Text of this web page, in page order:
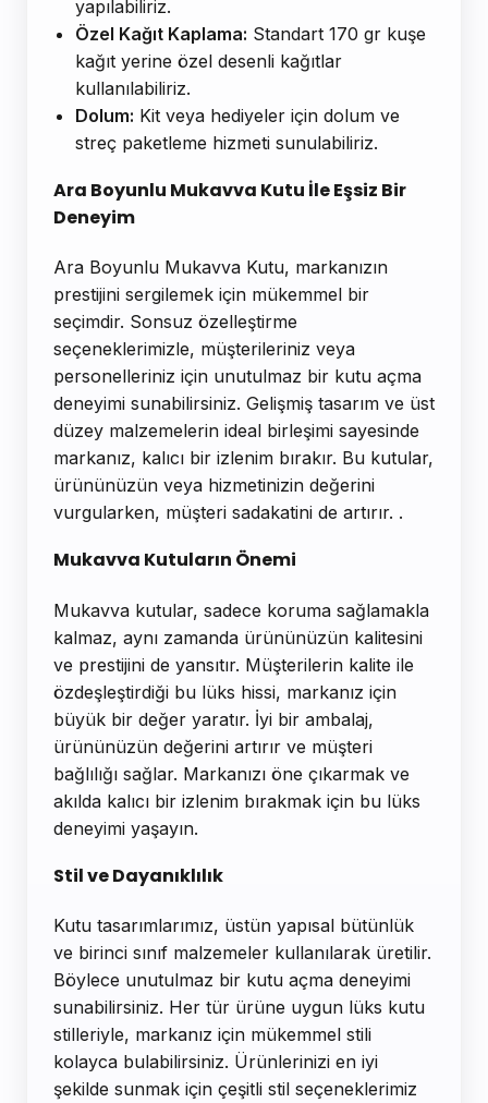
yapılabiliriz.
Özel Kağıt Kaplama: Standart 170 gr kuşe
kağıt yerine özel desenli kağıtlar
kullanılabiliriz.
Dolum: Kit veya hediyeler için dolum ve
streç paketleme hizmeti sunulabiliriz.
Ara Boyunlu Mukavva Kutu İle Eşsiz Bir
Deneyim
Ara Boyunlu Mukavva Kutu, markanızın
prestijini sergilemek için mükemmel bir
seçimdir. Sonsuz özelleştirme
seçeneklerimizle, müşterileriniz veya
personelleriniz için unutulmaz bir kutu açma
deneyimi sunabilirsiniz. Gelişmiş tasarım ve üst
düzey malzemelerin ideal birleşimi sayesinde
markanız, kalıcı bir izlenim bırakır. Bu kutular,
ürününüzün veya hizmetinizin değerini
vurgularken, müşteri sadakatini de artırır. .
Mukavva Kutuların Önemi
Mukavva kutular, sadece koruma sağlamakla
kalmaz, aynı zamanda ürününüzün kalitesini
ve prestijini de yansıtır. Müşterilerin kalite ile
özdeşleştirdiği bu lüks hissi, markanız için
büyük bir değer yaratır. İyi bir ambalaj,
ürününüzün değerini artırır ve müşteri
bağlılığı sağlar. Markanızı öne çıkarmak ve
akılda kalıcı bir izlenim bırakmak için bu lüks
deneyimi yaşayın.
Stil ve Dayanıklılık
Kutu tasarımlarımız, üstün yapısal bütünlük
ve birinci sınıf malzemeler kullanılarak üretilir.
Böylece unutulmaz bir kutu açma deneyimi
sunabilirsiniz. Her tür ürüne uygun lüks kutu
stilleriyle, markanız için mükemmel stili
kolayca bulabilirsiniz. Ürünlerinizi en iyi
şekilde sunmak için çeşitli stil seçeneklerimiz